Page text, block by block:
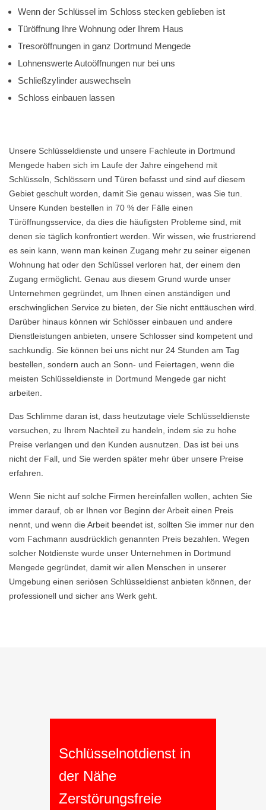
Wenn der Schlüssel im Schloss stecken geblieben ist
Türöffnung Ihre Wohnung oder Ihrem Haus
Tresoröffnungen in ganz Dortmund Mengede
Lohnenswerte Autoöffnungen nur bei uns
Schließzylinder auswechseln
Schloss einbauen lassen
Unsere Schlüsseldienste und unsere Fachleute in Dortmund
Mengede haben sich im Laufe der Jahre eingehend mit
Schlüsseln, Schlössern und Türen befasst und sind auf diesem
Gebiet geschult worden, damit Sie genau wissen, was Sie tun.
Unsere Kunden bestellen in 70 % der Fälle einen
Türöffnungsservice, da dies die häufigsten Probleme sind, mit
denen sie täglich konfrontiert werden. Wir wissen, wie frustrierend
es sein kann, wenn man keinen Zugang mehr zu seiner eigenen
Wohnung hat oder den Schlüssel verloren hat, der einem den
Zugang ermöglicht. Genau aus diesem Grund wurde unser
Unternehmen gegründet, um Ihnen einen anständigen und
erschwinglichen Service zu bieten, der Sie nicht enttäuschen wird.
Darüber hinaus können wir Schlösser einbauen und andere
Dienstleistungen anbieten, unsere Schlosser sind kompetent und
sachkundig. Sie können bei uns nicht nur 24 Stunden am Tag
bestellen, sondern auch an Sonn- und Feiertagen, wenn die
meisten Schlüsseldienste in Dortmund Mengede gar nicht
arbeiten.
Das Schlimme daran ist, dass heutzutage viele Schlüsseldienste
versuchen, zu Ihrem Nachteil zu handeln, indem sie zu hohe
Preise verlangen und den Kunden ausnutzen. Das ist bei uns
nicht der Fall, und Sie werden später mehr über unsere Preise
erfahren.
Wenn Sie nicht auf solche Firmen hereinfallen wollen, achten Sie
immer darauf, ob er Ihnen vor Beginn der Arbeit einen Preis
nennt, und wenn die Arbeit beendet ist, sollten Sie immer nur den
vom Fachmann ausdrücklich genannten Preis bezahlen. Wegen
solcher Notdienste wurde unser Unternehmen in Dortmund
Mengede gegründet, damit wir allen Menschen in unserer
Umgebung einen seriösen Schlüsseldienst anbieten können, der
professionell und sicher ans Werk geht.
Schlüsselnotdienst in
der Nähe
Zerstörungsfreie